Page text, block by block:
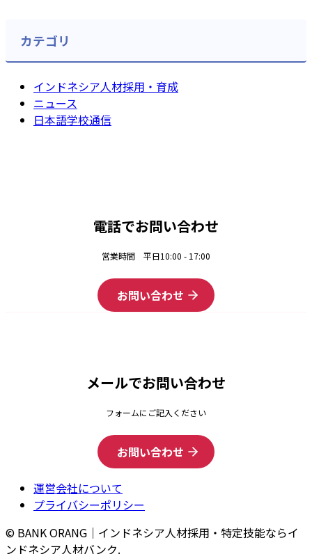
カテゴリ
インドネシア人材採用・育成
ニュース
日本語学校通信
電話でお問い合わせ
営業時間 平日10:00 - 17:00
お問い合わせ
メールでお問い合わせ
フォームにご記入ください
お問い合わせ
運営会社について
プライバシーポリシー
© BANK ORANG｜インドネシア人材採用・特定技能ならイ
ンドネシア人材バンク.